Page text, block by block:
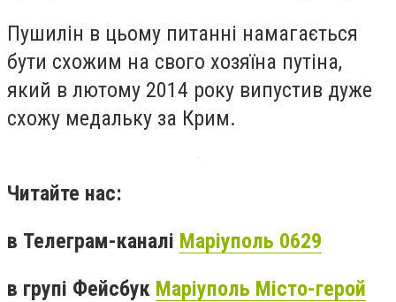
Пушилін в цьому питанні намагається
бути схожим на свого хозяїна путіна,
який в лютому 2014 року випустив дуже
схожу медальку за Крим.
Читайте нас:
в Телеграм-каналі Маріуполь 0629
в групі Фейсбук Маріуполь Місто-герой